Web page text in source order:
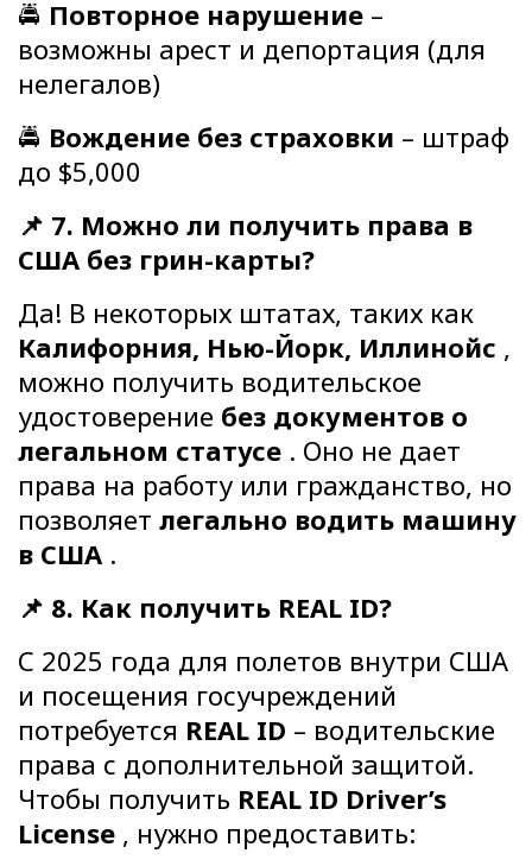
🚔 Повторное нарушение –
возможны арест и депортация (для
нелегалов)
🚔 Вождение без страховки – штраф
до $5,000
📌 7. Можно ли получить права в
США без грин-карты?
Да! В некоторых штатах, таких как
Калифорния, Нью-Йорк, Иллинойс ,
можно получить водительское
удостоверение без документов о
легальном статусе . Оно не дает
права на работу или гражданство, но
позволяет легально водить машину
в США .
📌 8. Как получить REAL ID?
С 2025 года для полетов внутри США
и посещения госучреждений
потребуется REAL ID – водительские
права с дополнительной защитой.
Чтобы получить REAL ID Driver’s
License , нужно предоставить: